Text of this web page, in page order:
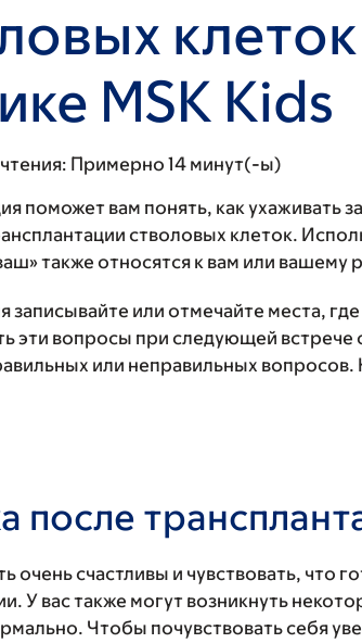
MSK Kids
Примерно 14 минут(-ы)
поможет вам понять, как ухаживать
стволовых клеток.
также относятся к вам или вашему
записывайте или отмечайте места,
эти вопросы при следующей
или неправильных
после
очень счастливы и чувствовать, что
У вас также могут возникнуть
Чтобы почувствовать себя